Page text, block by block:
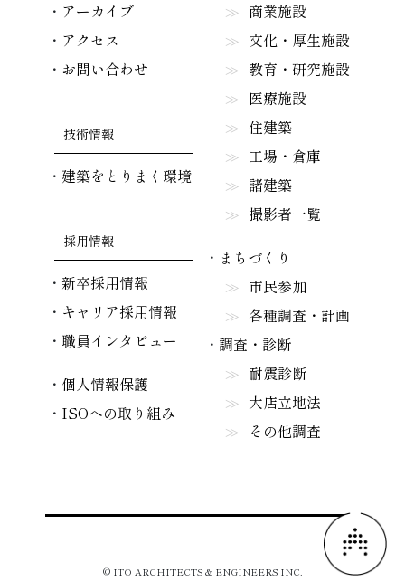
アーカイブ
アクセス
お問い合わせ
技術情報
建築をとりまく環境
採用情報
新卒採用情報
キャリア採用情報
職員インタビュー
個人情報保護
ISOへの取り組み
商業施設
文化・厚生施設
教育・研究施設
医療施設
住建築
工場・倉庫
諸建築
撮影者一覧
まちづくり
市民参加
各種調査・計画
調査・診断
耐震診断
大店立地法
その他調査
© ITO ARCHITECTS & ENGINEERS INC.